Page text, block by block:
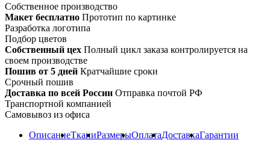
Собственное производство
Макет бесплатно Прототип по картинке
Разработка логотипа
Подбор цветов
Собственный цех Полный цикл заказа контролируется на
своем производстве
Пошив от 5 дней Кратчайшие сроки
Срочный пошив
Доставка по всей России Отправка почтой РФ
Транспортной компанией
Самовывоз из офиса
ОписаниеТканиРазмерыОплатаДоставкаГарантии